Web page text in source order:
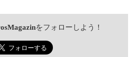
をフォローしよう！